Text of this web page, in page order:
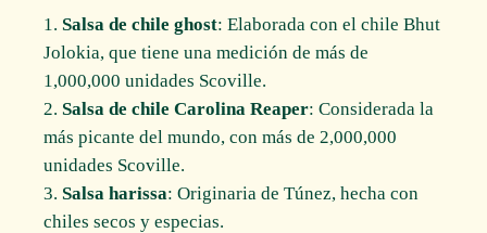
Salsa de chile ghost: Elaborada con el chile Bhut
Jolokia, que tiene una medición de más de
1,000,000 unidades Scoville.
Salsa de chile Carolina Reaper: Considerada la
más picante del mundo, con más de 2,000,000
unidades Scoville.
Salsa harissa: Originaria de Túnez, hecha con
chiles secos y especias.